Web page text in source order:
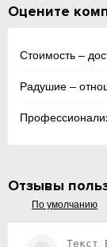
Оцените
Стоимость –
Радушие –
Отзывы
По умолчанию